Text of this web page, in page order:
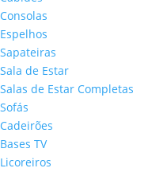
Consolas
Espelhos
Sapateiras
Sala de Estar
Salas de Estar Completas
Sofás
Cadeirões
Bases TV
Licoreiros